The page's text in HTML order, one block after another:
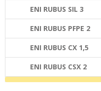
ENI RUBUS SIL 3
ENI RUBUS PFPE 2
ENI RUBUS CX 1,5
ENI RUBUS CSX 2